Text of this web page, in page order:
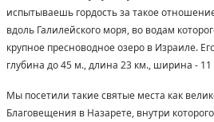
испытываешь гордость за такое
вдоль Галилейского моря, во водам
крупное пресноводное озеро в Израиле.
глубина до 45 м., длина 23 км., ширина - 11
Мы посетили такие святые места как
Благовещения в Назарете, внутри